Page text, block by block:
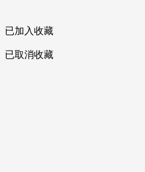
已加入收藏
已取消收藏